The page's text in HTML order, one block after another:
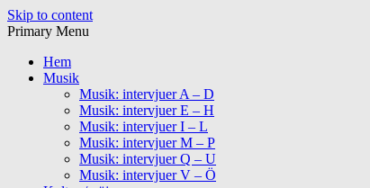
Skip to content
Primary Menu
Hem
Musik
Musik: intervjuer A – D
Musik: intervjuer E – H
Musik: intervjuer I – L
Musik: intervjuer M – P
Musik: intervjuer Q – U
Musik: intervjuer V – Ö